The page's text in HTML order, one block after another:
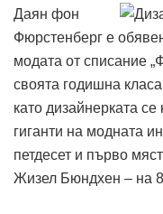
Даян фон
Фюрстенберг е
модата от списание
своята годишна
като дизайнерката
гиганти на модната
петдесет и първо
Жизел Бюндхен – на